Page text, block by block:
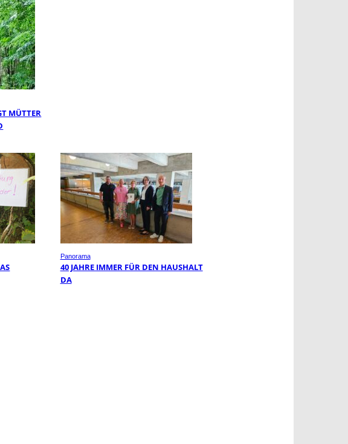
MÜTTER
Panorama
40 JAHRE IMMER FÜR DEN HAUSHALT
DA